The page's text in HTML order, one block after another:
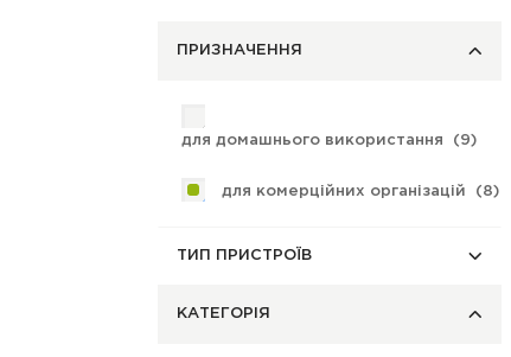
ПРИЗНАЧЕННЯ
для домашнього використання (9)
для комерційних організацій (8)
ТИП ПРИСТРОЇВ
КАТЕГОРІЯ